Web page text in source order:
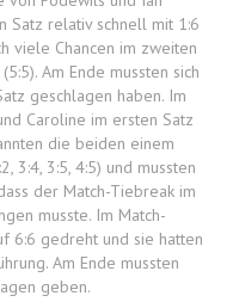
Satz relativ schnell mit 1:6
viele Chancen im zweiten
Am Ende mussten sich
geschlagen haben. Im
Caroline im ersten Satz
die beiden einem
3:4, 3:5, 4:5) und mussten
der Match-Tiebreak im
musste. Im Match-
6:6 gedreht und sie hatten
Am Ende mussten
geben.